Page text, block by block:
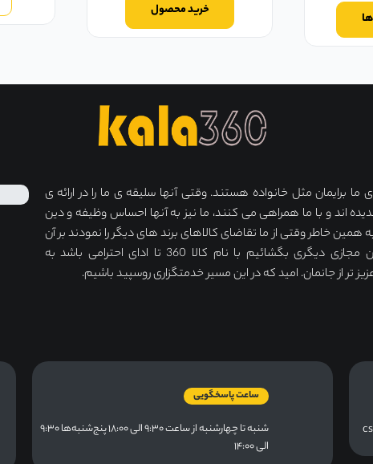
خرید محصول
برایمان مثل خانواده هستند. وقتی آنها سلیقه ی ما را در ارائه ی
اند و با ما همراهی می کنند، ما نیز به آنها احساس وظیفه و دین
همین خاطر وقتی از ما تقاضای کالاهای برند های دیگر را نمودند بر آن
شدیم دکان مجازی دیگری بگشائیم با نام کالا 360 تا ادای احترامی باشد به
تر از جانمان. امید که در این مسیر خدمتگزاری روسپید باشیم.
ساعت پاسخگویی
شنبه تا چهارشنبه از ساعت ۹:۳۰ الی ۱۸:۰۰ پنج‌شنبه‌ها ۹:۳۰
الی ۱۴:۰۰